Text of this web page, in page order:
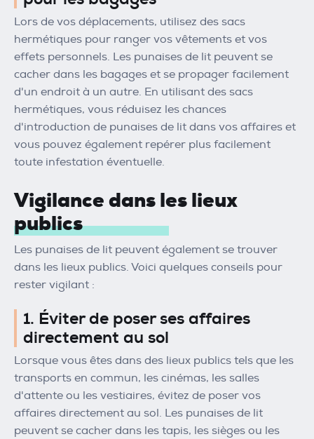
Lors de vos déplacements, utilisez des sacs
hermétiques pour ranger vos vêtements et vos
effets personnels. Les punaises de lit peuvent se
cacher dans les bagages et se propager facilement
d'un endroit à un autre. En utilisant des sacs
hermétiques, vous réduisez les chances
d'introduction de punaises de lit dans vos affaires et
vous pouvez également repérer plus facilement
toute infestation éventuelle.
Vigilance dans les lieux
publics
Les punaises de lit peuvent également se trouver
dans les lieux publics. Voici quelques conseils pour
rester vigilant :
1. Éviter de poser ses affaires
directement au sol
Lorsque vous êtes dans des lieux publics tels que les
transports en commun, les cinémas, les salles
d'attente ou les vestiaires, évitez de poser vos
affaires directement au sol. Les punaises de lit
peuvent se cacher dans les tapis, les sièges ou les